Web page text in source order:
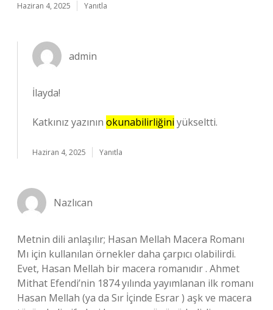
Haziran 4, 2025 Yanıtla
admin
İlayda!
Katkınız yazının okunabilirliğini yükseltti.
Haziran 4, 2025 Yanıtla
Nazlıcan
Metnin dili anlaşılır; Hasan Mellah Macera Romanı
Mı için kullanılan örnekler daha çarpıcı olabilirdi.
Evet, Hasan Mellah bir macera romanıdır . Ahmet
Mithat Efendi’nin 1874 yılında yayımlanan ilk romanı
Hasan Mellah (ya da Sır İçinde Esrar ) aşk ve macera